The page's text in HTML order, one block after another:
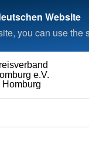
Website
you can use
Homburg
e.V.